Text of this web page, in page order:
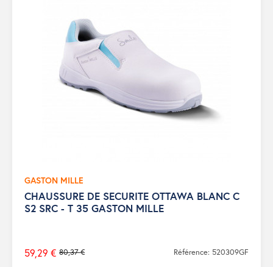
GASTON MILLE
CHAUSSURE DE SECURITE OTTAWA BLANC C
S2 SRC - T 35 GASTON MILLE
Prix
80,37 €
59,29 € Référence: 520309GF